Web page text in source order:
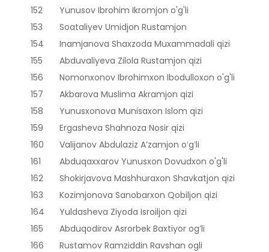
152
Yunusov Ibrohim Ikromjon o'g'li
153
Soataliyev Umidjon Rustamjon
154
Inamjanova Shaxzoda Muxammadali qizi
155
Abduvaliyeva Zilola Rustamjon qizi
156
Nomonxonov Ibrohimxon Ibodulloxon o'g'li
157
Akbarova Muslima Akramjon qizi
158
Yunusxonova Munisaxon Islom qizi
159
Ergasheva Shahnoza Nosir qizi
160
Valijanov Abdulaziz Aʼzamjon oʻgʻli
161
Abduqaxxarov Yunusxon Dovudxon o'g'li
162
Shokirjavova Mashhuraxon Shavkatjon qizi
163
Kozimjonova Sanobarxon Qobiljon qizi
164
Yuldasheva Ziyoda Isroiljon qizi
165
Abduqodirov Asrorbek Baxtiyor og’li
166
Rustamov Ramziddin Ravshan ogli